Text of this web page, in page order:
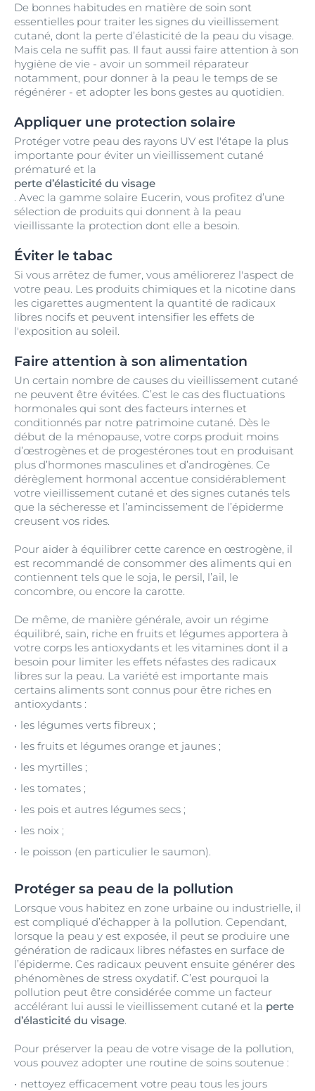
De bonnes habitudes en matière de soin sont
essentielles pour traiter les signes du vieillissement
cutané, dont la perte d’élasticité de la peau du visage.
Mais cela ne suffit pas. Il faut aussi faire attention à son
hygiène de vie - avoir un sommeil réparateur
notamment, pour donner à la peau le temps de se
régénérer - et adopter les bons gestes au quotidien.
Appliquer une protection solaire
Protéger votre peau des rayons UV est l'étape la plus
importante pour éviter un vieillissement cutané
prématuré et la
perte d’élasticité du visage
. Avec la gamme solaire Eucerin, vous profitez d’une
sélection de produits qui donnent à la peau
vieillissante la protection dont elle a besoin.
Éviter le tabac
Si vous arrêtez de fumer, vous améliorerez l'aspect de
votre peau. Les produits chimiques et la nicotine dans
les cigarettes augmentent la quantité de radicaux
libres nocifs et peuvent intensifier les effets de
l'exposition au soleil.
Faire attention à son alimentation
Un certain nombre de causes du vieillissement cutané
ne peuvent être évitées. C’est le cas des fluctuations
hormonales qui sont des facteurs internes et
conditionnés par notre patrimoine cutané. Dès le
début de la ménopause, votre corps produit moins
d’œstrogènes et de progestérones tout en produisant
plus d’hormones masculines et d’androgènes. Ce
dérèglement hormonal accentue considérablement
votre vieillissement cutané et des signes cutanés tels
que la sécheresse et l’amincissement de l’épiderme
creusent vos rides.
Pour aider à équilibrer cette carence en œstrogène, il
est recommandé de consommer des aliments qui en
contiennent tels que le soja, le persil, l’ail, le
concombre, ou encore la carotte.
De même, de manière générale, avoir un régime
équilibré, sain, riche en fruits et légumes apportera à
votre corps les antioxydants et les vitamines dont il a
besoin pour limiter les effets néfastes des radicaux
libres sur la peau. La variété est importante mais
certains aliments sont connus pour être riches en
antioxydants :
les légumes verts fibreux ;
les fruits et légumes orange et jaunes ;
les myrtilles ;
les tomates ;
les pois et autres légumes secs ;
les noix ;
le poisson (en particulier le saumon).
Protéger sa peau de la pollution
Lorsque vous habitez en zone urbaine ou industrielle, il
est compliqué d’échapper à la pollution. Cependant,
lorsque la peau y est exposée, il peut se produire une
génération de radicaux libres néfastes en surface de
l’épiderme. Ces radicaux peuvent ensuite générer des
phénomènes de stress oxydatif. C’est pourquoi la
pollution peut être considérée comme un facteur
accélérant lui aussi le vieillissement cutané et la perte
d’élasticité du visage.
Pour préserver la peau de votre visage de la pollution,
vous pouvez adopter une routine de soins soutenue :
nettoyez efficacement votre peau tous les jours